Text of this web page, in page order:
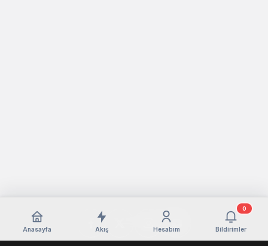
Anasayfa Akış Hesabım Bildirimler
0